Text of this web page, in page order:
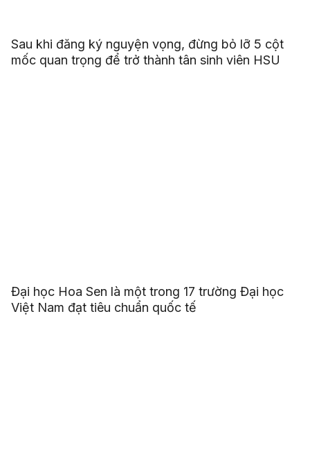
Sau khi đăng ký nguyện vọng, đừng bỏ lỡ 5 cột
mốc quan trọng để trở thành tân sinh viên HSU
Đại học Hoa Sen là một trong 17 trường Đại học
Việt Nam đạt tiêu chuẩn quốc tế